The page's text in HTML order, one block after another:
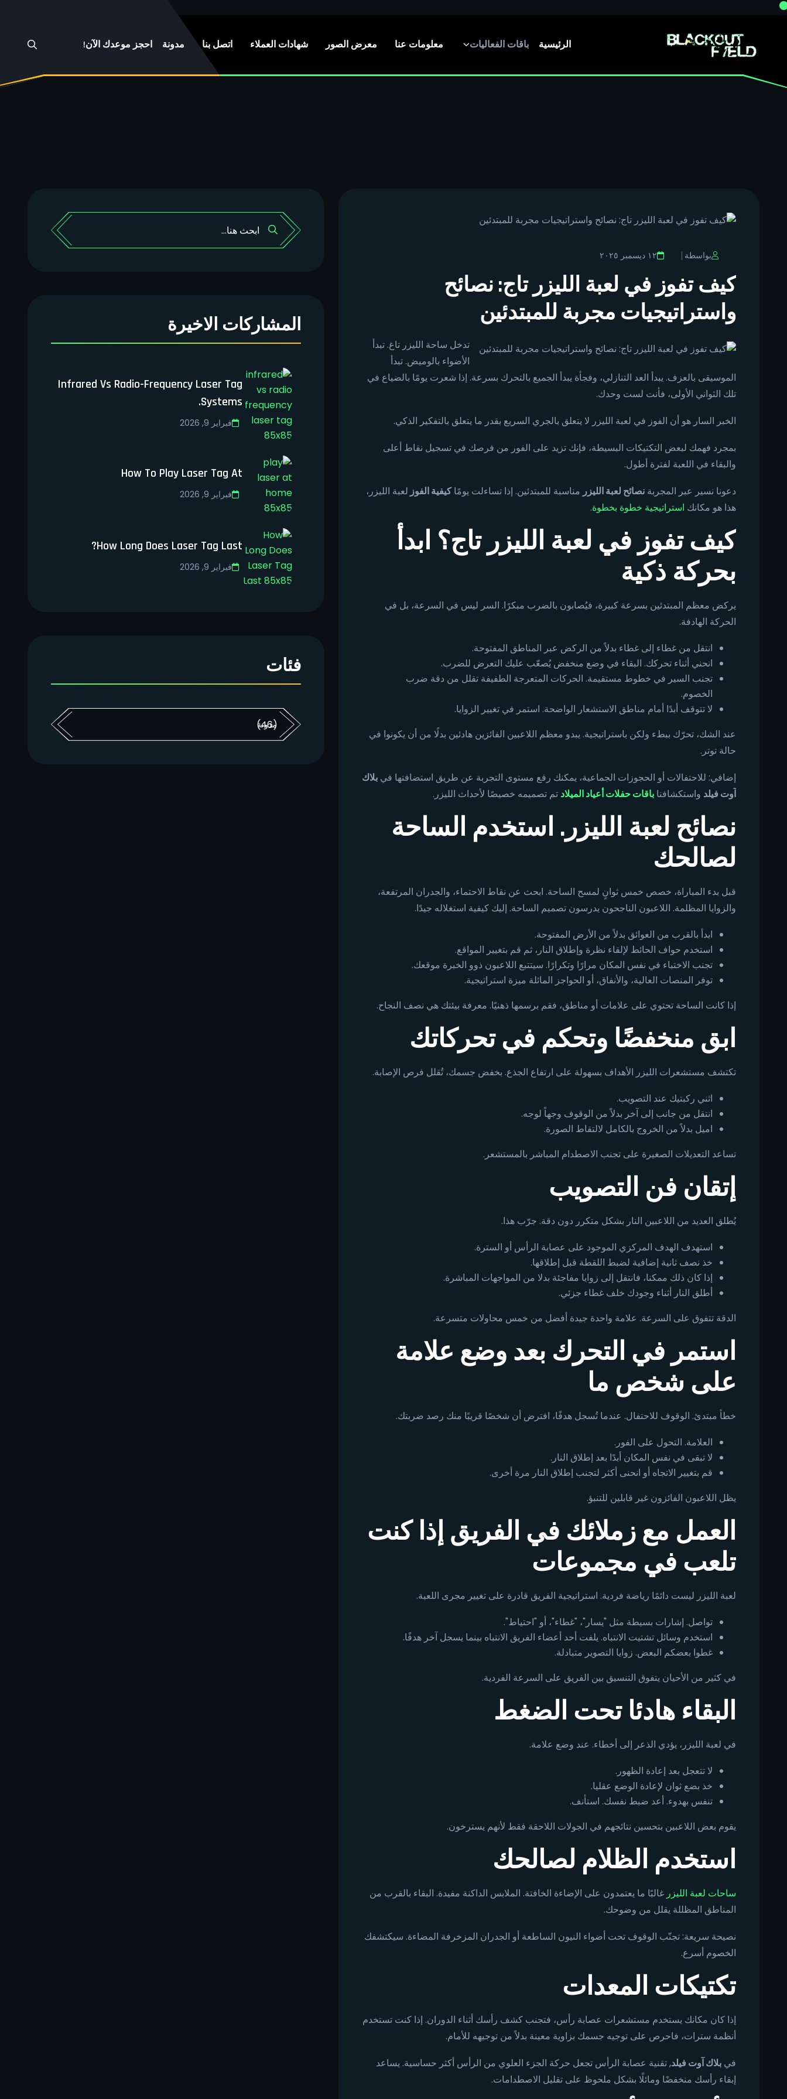
الرئيسية باقات الفعاليات معلومات عنا معرض الصور شهادات العملاء اتصل بنا مدونة احجز موعدك الآن!
بواسطة ١٢ ديسمبر ٢٠٢٥
كيف تفوز في لعبة الليزر تاج: نصائح
واستراتيجيات مجربة للمبتدئين
تدخل ساحة الليزر تاغ. تبدأ
الأضواء بالوميض. تبدأ
الموسيقى بالعزف. يبدأ العد التنازلي، وفجأة يبدأ الجميع بالتحرك بسرعة. إذا شعرت يومًا بالضياع في
تلك الثواني الأولى، فأنت لست وحدك.
الخبر السار هو أن الفوز في لعبة الليزر لا يتعلق بالجري السريع بقدر ما يتعلق بالتفكير الذكي.
بمجرد فهمك لبعض التكتيكات البسيطة، فإنك تزيد على الفور من فرصك في تسجيل نقاط أعلى
والبقاء في اللعبة لفترة أطول.
دعونا نسير عبر المجربة نصائح لعبة الليزر مناسبة للمبتدئين. إذا تساءلت يومًاكيفية الفوز لعبة الليزر،
هذا هو مكانك استراتيجية خطوة بخطوة.
كيف تفوز في لعبة الليزر تاج؟ ابدأ
بحركة ذكية
يركض معظم المبتدئين بسرعة كبيرة، فيُصابون بالضرب مبكرًا. السر ليس في السرعة، بل في
الحركة الهادفة.
انتقل من غطاء إلى غطاء بدلاً من الركض عبر المناطق المفتوحة.
انحني أثناء تحركك. البقاء في وضع منخفض يُصعّب عليك التعرض للضرب.
تجنب السير في خطوط مستقيمة. الحركات المتعرجة الطفيفة تقلل من دقة ضرب
الخصوم.
لا تتوقف أبدًا أمام مناطق الاستشعار الواضحة. استمر في تغيير الزوايا.
عند الشك، تحرّك ببطء ولكن باستراتيجية. يبدو معظم اللاعبين الفائزين هادئين بدلًا من أن يكونوا في
حالة توتر.
إضافي: للاحتفالات أو الحجوزات الجماعية، يمكنك رفع مستوى التجربة عن طريق استضافتها في بلاك
آوت فيلد واستكشافنا باقات حفلات أعياد الميلاد تم تصميمه خصيصًا لأحداث الليزر.
نصائح لعبة الليزر. استخدم الساحة
لصالحك
قبل بدء المباراة، خصص خمس ثوانٍ لمسح الساحة. ابحث عن نقاط الاحتماء، والجدران المرتفعة،
والزوايا المظلمة. اللاعبون الناجحون يدرسون تصميم الساحة. إليك كيفية استغلاله جيدًا.
ابدأ بالقرب من العوائق بدلاً من الأرض المفتوحة.
استخدم حواف الحائط لإلقاء نظرة وإطلاق النار، ثم قم بتغيير المواقع.
تجنب الاختباء في نفس المكان مرارًا وتكرارًا. سيتتبع اللاعبون ذوو الخبرة موقعك.
توفر المنصات العالية، والأنفاق، أو الحواجز المائلة ميزة استراتيجية.
إذا كانت الساحة تحتوي على علامات أو مناطق، فقم برسمها ذهنيًا. معرفة بيئتك هي نصف النجاح.
ابق منخفضًا وتحكم في تحركاتك
تكتشف مستشعرات الليزر الأهداف بسهولة على ارتفاع الجذع. بخفض جسمك، تُقلل فرص الإصابة.
اثني ركبتيك عند التصويب.
انتقل من جانب إلى آخر بدلاً من الوقوف وجهاً لوجه.
اميل بدلاً من الخروج بالكامل لالتقاط الصورة.
تساعد التعديلات الصغيرة على تجنب الاصطدام المباشر بالمستشعر.
إتقان فن التصويب
يُطلق العديد من اللاعبين النار بشكل متكرر دون دقة. جرّب هذا.
استهدف الهدف المركزي الموجود على عصابة الرأس أو السترة.
خذ نصف ثانية إضافية لضبط اللقطة قبل إطلاقها.
إذا كان ذلك ممكنا، فانتقل إلى زوايا مفاجئة بدلا من المواجهات المباشرة.
أطلق النار أثناء وجودك خلف غطاء جزئي.
الدقة تتفوق على السرعة. علامة واحدة جيدة أفضل من خمس محاولات متسرعة.
استمر في التحرك بعد وضع علامة
على شخص ما
خطأ مبتدئ. الوقوف للاحتفال. عندما تُسجل هدفًا، افترض أن شخصًا قريبًا منك رصد ضربتك.
العلامة. التحول على الفور.
لا تبقى في نفس المكان أبدًا بعد إطلاق النار.
قم بتغيير الاتجاه أو انحنى أكثر لتجنب إطلاق النار مرة أخرى.
يظل اللاعبون الفائزون غير قابلين للتنبؤ.
العمل مع زملائك في الفريق إذا كنت
تلعب في مجموعات
لعبة الليزر ليست دائمًا رياضة فردية. استراتيجية الفريق قادرة على تغيير مجرى اللعبة.
تواصل. إشارات بسيطة مثل "يسار"، "غطاء"، أو "احتياط".
استخدم وسائل تشتيت الانتباه. يلفت أحد أعضاء الفريق الانتباه بينما يسجل آخر هدفًا.
غطوا بعضكم البعض. زوايا التصوير متبادلة.
في كثير من الأحيان يتفوق التنسيق بين الفريق على السرعة الفردية.
البقاء هادئا تحت الضغط
في لعبة الليزر، يؤدي الذعر إلى أخطاء. عند وضع علامة.
لا تتعجل بعد إعادة الظهور.
خذ بضع ثوان لإعادة الوضع عقليا.
تنفس بهدوء. أعد ضبط نفسك. استأنف.
يقوم بعض اللاعبين بتحسين نتائجهم في الجولات اللاحقة فقط لأنهم يسترخون.
استخدم الظلام لصالحك
ساحات لعبة الليزر غالبًا ما يعتمدون على الإضاءة الخافتة. الملابس الداكنة مفيدة. البقاء بالقرب من
المناطق المظللة يقلل من وضوحك.
نصيحة سريعة: تجنّب الوقوف تحت أضواء النيون الساطعة أو الجدران المزخرفة المضاءة. سيكتشفك
الخصوم أسرع.
تكتيكات المعدات
إذا كان مكانك يستخدم مستشعرات عصابة رأس، فتجنب كشف رأسك أثناء الدوران. إذا كنت تستخدم
أنظمة سترات، فاحرص على توجيه جسمك بزاوية معينة بدلاً من توجيهه للأمام.
في بلاك آوت فيلد, تقنية عصابة الرأس تجعل حركة الجزء العلوي من الرأس أكثر حساسية. يساعد
إبقاء رأسك منخفضًا ومائلًا بشكل ملحوظ على تقليل الاصطدامات.
المشاركات الاخيرة
Infrared Vs Radio-Frequency Laser Tag
Systems.
فبراير 9, 2026
How To Play Laser Tag At
فبراير 9, 2026
How Long Does Laser Tag Last?
فبراير 9, 2026
فئات
مدونة
(46)